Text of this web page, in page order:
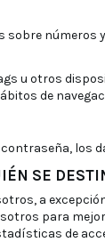
u otros
de
los
SE
a
para
de